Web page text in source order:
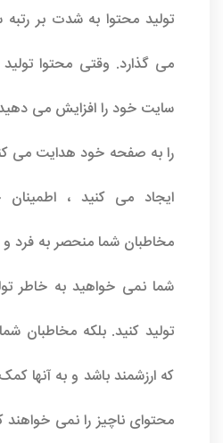
تولید محتوا به شدت بر
می گذارد. وقتی محتوا
سایت خود را افزایش می
را به صفحه خود هدایت می
ایجاد می کنید ،
مخاطبان شما منحصر به فرد
شما نمی خواهید به خاطر
تولید کنید. بلکه مخاطبان
که ارزشمند باشد و به آنها
محتوای ناچیز را نمی